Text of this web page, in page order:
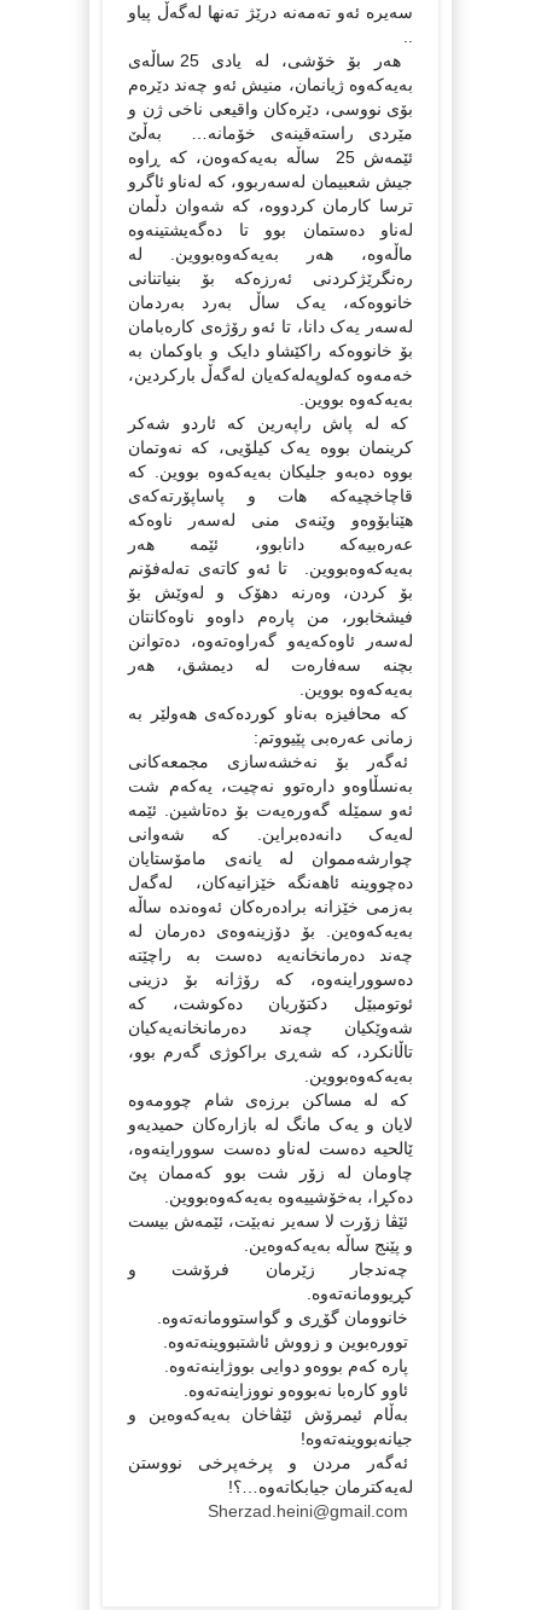
سه‌یره‌ ئه‌و ته‌مه‌نه‌ درێژ ته‌نها له‌گه‌ڵ پیاو
هه‌ر بۆ خۆشی، له‌ یادی 25 ساڵه‌ی
به‌یه‌که‌وه‌ ژیانمان، منیش ئه‌و چه‌ند دێره‌م
بۆی نووسی، دێره‌کان واقیعی ناخی ژن و
مێردی راسته‌قینه‌ی خۆمانه‌… به‌ڵێ
ئێمه‌ش 25 ساڵه‌ به‌یه‌که‌وه‌ن، که‌ ڕاوه‌
جیش شعبیمان له‌سه‌ربوو، که‌ له‌ناو ئاگرو
تر‌سا کارمان کردووه‌، که‌ شه‌وان دڵمان
له‌ناو ده‌ستمان بوو تا ده‌گه‌یشتینه‌وه‌
ماڵه‌وه‌، هه‌ر به‌یه‌که‌وه‌بووین. له‌
ره‌نگرێژکردنی ئه‌رزه‌که‌ بۆ بنیاتنانی
خانووه‌که‌، یه‌ک ساڵ به‌رد به‌ردمان
له‌سه‌ر یه‌ک دانا، تا ئه‌و رۆژه‌ی کاره‌بامان
بۆ خانووه‌که‌ راکێشاو دایک و باوکمان به‌
خه‌مه‌وه‌ که‌لوپه‌له‌که‌یان له‌گه‌ڵ بارکردین،
به‌یه‌که‌وه‌ بووین.
که‌ له‌ پاش راپه‌رین که‌ ئاردو شه‌کر
کرینمان بووه‌ یه‌ک کیلۆیی، که‌ نه‌وتمان
بووه‌ ده‌به‌و جلیکان به‌یه‌که‌وه‌ بووین. که‌
قاچاخچیه‌که‌ هات و پاساپۆرته‌که‌ی
هێنابۆوه‌و وێنه‌ی منی له‌سه‌ر ناوه‌که‌
عه‌ره‌بیه‌که‌ دانابوو، ئێمه‌ هه‌ر
به‌یه‌که‌وه‌بووین. تا ئه‌و کاته‌ی ته‌له‌فۆنم
بۆ کردن، وه‌رنه‌ دهۆک و له‌وێش بۆ
فیشخابور، من پاره‌م داوه‌و ناوه‌کانتان
له‌سه‌ر ئاوه‌که‌یه‌و‌ گه‌راوه‌ته‌وه‌، ده‌توانن
بچنه‌ سه‌فاره‌ت له‌ دیمشق، هه‌ر
به‌یه‌که‌وه‌ بووین.
که‌ محافیزه‌ به‌ناو کورده‌که‌ی هه‌ولێر به‌
زمانی عه‌ره‌بی پێیووتم:
ئه‌گه‌ر بۆ نه‌خشه‌سازی مجمعه‌کانی
به‌نسڵاوه‌و داره‌توو نه‌چیت، یه‌که‌م شت
ئه‌و سمێله‌ گه‌وره‌یه‌ت بۆ ده‌تاشین. ئێمه‌
له‌یه‌ک دانه‌ده‌براین. که‌ شه‌وانی
چوارشه‌مموان له‌ یانه‌ی مامۆستایان
ده‌چووینه‌ ئاهه‌نگه‌ خێزانیه‌کان، له‌گه‌ل
به‌زمی خێزانه‌ براده‌ره‌کان ئه‌وه‌نده‌ ساڵه
به‌‌یه‌که‌وه‌ین. بۆ دۆزینه‌وه‌ی ده‌رمان له‌
چه‌ند ده‌رمانخانه‌یه‌ ده‌ست به‌ راچێته‌
ده‌سووراینه‌وه‌، که‌ رۆژانه‌ بۆ دزینی
ئوتومبێل دکتۆریان ده‌کوشت، که‌
شه‌وێکیان چه‌ند ده‌رمانخانه‌یه‌کیان
تاڵانکرد، که‌ شه‌ڕی براکوژی گه‌رم بوو،
به‌یه‌که‌وه‌بووین.
که‌ له‌ مساکن برزه‌ی شام چوومه‌وه‌
لایان و یه‌ک مانگ له‌ بازاره‌کان حمیدیه‌و
ێالحیه‌ ده‌ست له‌ناو ده‌ست سووراینه‌وه‌،
چاومان له‌ زۆر شت بوو که‌ممان پێ
ده‌کڕا، به‌خۆشییه‌وه‌ به‌یه‌که‌وه‌بووین.
ئێڤا زۆرت لا سه‌یر نه‌بێت، ئێمه‌ش بیست
و پێنج ساڵه‌ به‌یه‌که‌وه‌ین.
چه‌ندجار زێرمان فرۆشت و
کڕیوومانه‌ته‌وه‌.
خانوومان گۆڕی و گواستوومانه‌ته‌وه‌.
تووره‌بوین و زووش ئاشتبووینه‌ته‌وه‌.
پاره‌ که‌م بووه‌و دوایی بووژاینه‌ته‌وه.
ئاوو کاره‌با نه‌بووه‌و نووزاینه‌ته‌وه‌.
به‌ڵام ئیمرۆش ئێڤاخان به‌یه‌که‌وه‌ین و
جیانه‌بووینه‌ته‌وه‌!
ئه‌گه‌ر مردن و پرخه‌پرخی نووستن
له‌یه‌کترمان جیابکاته‌وه‌…؟!
Sherzad.heini@gmail.com